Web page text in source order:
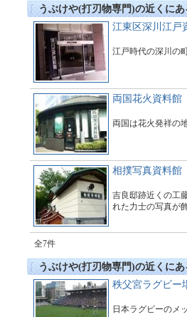
うぶけや(打刃物専門)の近くに
江東区深川江戸
江戸時代の深川の
両国花火資料館
両国は花火発祥の
相撲写真資料館
吉良邸跡近くの工
れた力士の写真が
全7件
うぶけや(打刃物専門)の近くに
秩父宮ラグビー
日本ラグビーのメ